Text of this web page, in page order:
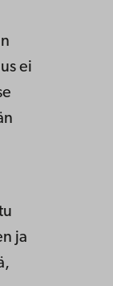
ei
ja